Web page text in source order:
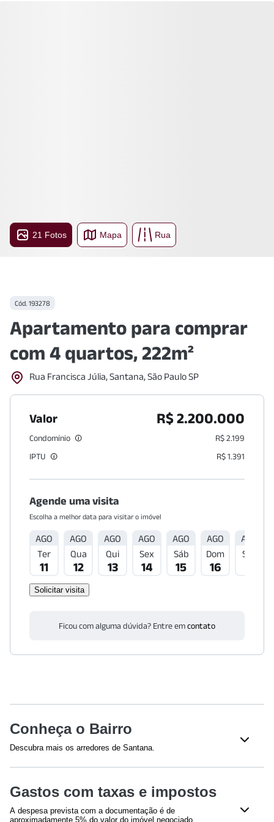
21 Fotos Mapa Rua
Cód. 193278
Apartamento para comprar
com 4 quartos, 222m²
Rua Francisca Júlia, Santana, São Paulo SP
Valor R$ 2.200.000
Condomínio
R$ 2.199
IPTU
R$ 1.391
Agende uma visita
Escolha a melhor data para visitar o imóvel
AGO
Ter
11
AGO
Qua
12
AGO
Qui
13
AGO
Sex
14
AGO
Sáb
15
AGO
Dom
16
AGO
Seg
Solicitar visita
Ficou com alguma dúvida? Entre emcontato
Conheça o Bairro
Descubra mais os arredores de Santana.
Hospital HSANP( 264m)
Hospital São Camilo SP - Internação | Unidade Santana
(674m)
Gastos com taxas e impostos
A despesa prevista com a documentação é de
aproximadamente 5% do valor do imóvel negociado,